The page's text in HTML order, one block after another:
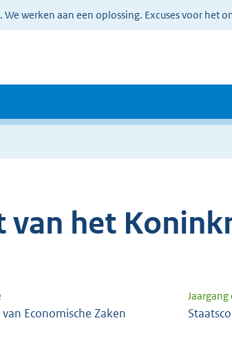
werken aan een oplossing. Excuses voor het
van het
Economische Zaken